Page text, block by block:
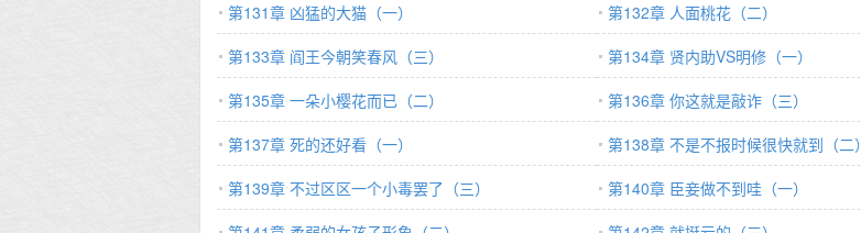
第131章 凶猛的大猫（一）
第132章 人面桃花（二）
第133章 阎王今朝笑春风（三）
第134章 贤内助VS明修（一）
第135章 一朵小樱花而已（二）
第136章 你这就是敲诈（三）
第137章 死的还好看（一）
第138章 不是不报时候很快就到（二）
第139章 不过区区一个小毒罢了（三）
第140章 臣妾做不到哇（一）